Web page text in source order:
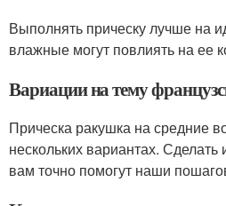
Выполнять прическу лучше на
влажные могут повлиять на ее
Вариации на тему
Прическа ракушка на средние
нескольких вариантах. Сделать
вам точно помогут наши